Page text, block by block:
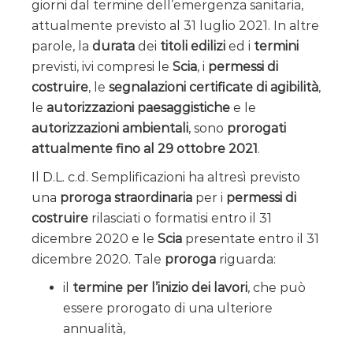
giorni dal termine dell’emergenza sanitaria,
attualmente previsto al 31 luglio 2021. In altre
parole, la durata dei titoli edilizi ed i termini
previsti, ivi compresi le Scia, i permessi di
costruire, le segnalazioni certificate di agibilità,
le autorizzazioni paesaggistiche e le
autorizzazioni ambientali, sono prorogati
attualmente fino al 29 ottobre 2021.
Il D.L. c.d. Semplificazioni ha altresì previsto
una proroga straordinaria per i permessi di
costruire rilasciati o formatisi entro il 31
dicembre 2020 e le Scia presentate entro il 31
dicembre 2020. Tale proroga riguarda:
il termine per l’inizio dei lavori, che può
essere prorogato di una ulteriore
annualità,